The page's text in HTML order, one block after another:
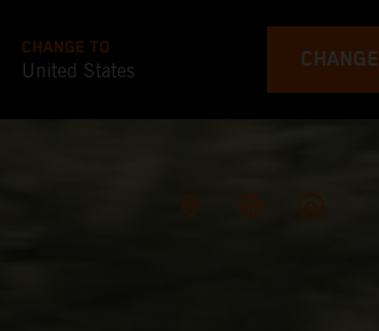
CHANGE TO
United States CHANGE